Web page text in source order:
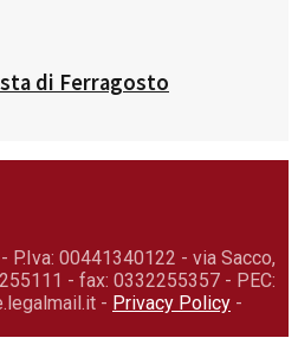
di Ferragosto
00441340122 - via Sacco,
- fax: 0332255357 - PEC:
- Privacy Policy -